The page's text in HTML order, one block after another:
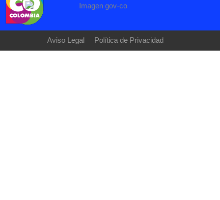
Aviso Legal Política de Privacidad